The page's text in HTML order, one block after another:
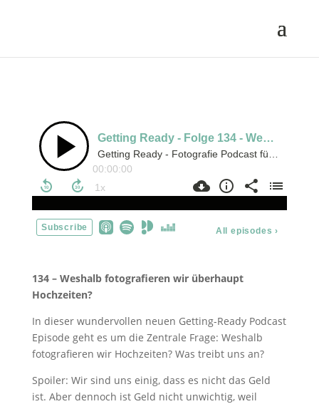
134 – Weshalb fotografieren wir überhaupt
Hochzeiten?
In dieser wundervollen neuen Getting-Ready Podcast
Episode geht es um die Zentrale Frage: Weshalb
fotografieren wir Hochzeiten? Was treibt uns an?
Spoiler: Wir sind uns einig, dass es nicht das Geld
ist. Aber dennoch ist Geld nicht unwichtig, weil